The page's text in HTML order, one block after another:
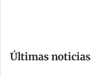
m
Últimas noticias